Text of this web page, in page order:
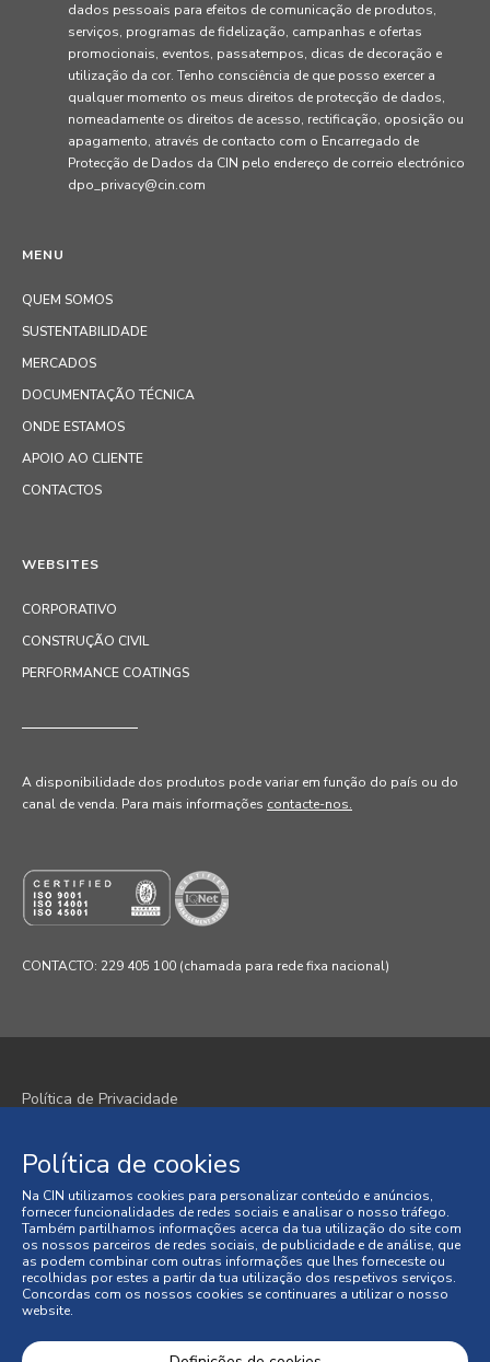
MENU
QUEM SOMOS
SUSTENTABILIDADE
MERCADOS
DOCUMENTAÇÃO TÉCNICA
ONDE ESTAMOS
APOIO AO CLIENTE
CONTACTOS
dados pessoais para efeitos de comunicação de produtos,
serviços, programas de fidelização, campanhas e ofertas
promocionais, eventos, passatempos, dicas de decoração e
utilização da cor. Tenho consciência de que posso exercer a
qualquer momento os meus direitos de protecção de dados,
nomeadamente os direitos de acesso, rectificação, oposição ou
apagamento, através de contacto com o Encarregado de
Protecção de Dados da CIN pelo endereço de correio electrónico
dpo_privacy@cin.com
WEBSITES
CORPORATIVO
CONSTRUÇÃO CIVIL
PERFORMANCE COATINGS
A disponibilidade dos produtos pode variar em função do país ou do
canal de venda. Para mais informações contacte-nos.
CONTACTO: 229 405 100 (chamada para rede fixa nacional)
Política de Privacidade
Termos e Condições
Condições Gerais de Venda
Litígios de Consumo
Livro de Reclamações Online
© 2026 CIN, S.A.
Política de cookies
Na CIN utilizamos cookies para personalizar conteúdo e anúncios,
fornecer funcionalidades de redes sociais e analisar o nosso tráfego.
Também partilhamos informações acerca da tua utilização do site com
os nossos parceiros de redes sociais, de publicidade e de análise, que
as podem combinar com outras informações que lhes forneceste ou
recolhidas por estes a partir da tua utilização dos respetivos serviços.
Concordas com os nossos cookies se continuares a utilizar o nosso
website.